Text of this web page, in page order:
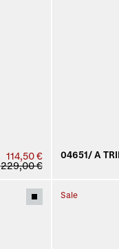
114,50 €
229,00 €
04651/ A
Sale